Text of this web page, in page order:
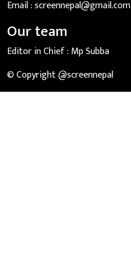
Email :screennepal@gmail.com
Our team
Editor in Chief : Mp Subba
© Copyright @screennepal